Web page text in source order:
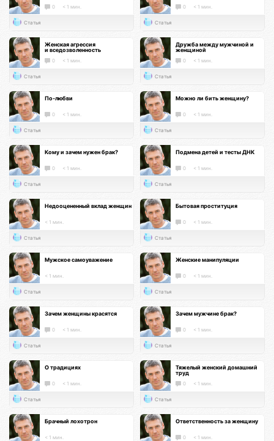
0 < 1 мин.
Статья
0 < 1 мин.
Статья
Женская агрессия
и вседозволенность
0 < 1 мин.
Статья
Дружба между мужчиной и
женщиной
0 < 1 мин.
Статья
По-любви
0 < 1 мин.
Статья
Можно ли бить женщину?
0 < 1 мин.
Статья
Кому и зачем нужен брак?
0 < 1 мин.
Статья
Подмена детей и тесты ДНК
0 < 1 мин.
Статья
Недооцененный вклад женщин
< 1 мин.
Статья
Бытовая проституция
0 < 1 мин.
Статья
Мужское самоуважение
< 1 мин.
Статья
Женские манипуляции
0 < 1 мин.
Статья
Зачем женщины красятся
0 < 1 мин.
Статья
Зачем мужчине брак?
0 < 1 мин.
Статья
О традициях
0 < 1 мин.
Статья
Тяжелый женский домашний
труд
0 < 1 мин.
Статья
Брачный лохотрон
< 1 мин.
Ответственность за женщину
0 < 1 мин.